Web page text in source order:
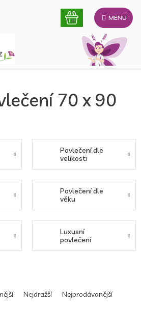
70 x 90
Povlečení dle
velikosti
Povlečení dle
věku
Luxusní
povlečení
Nejdražší Nejprodávanější